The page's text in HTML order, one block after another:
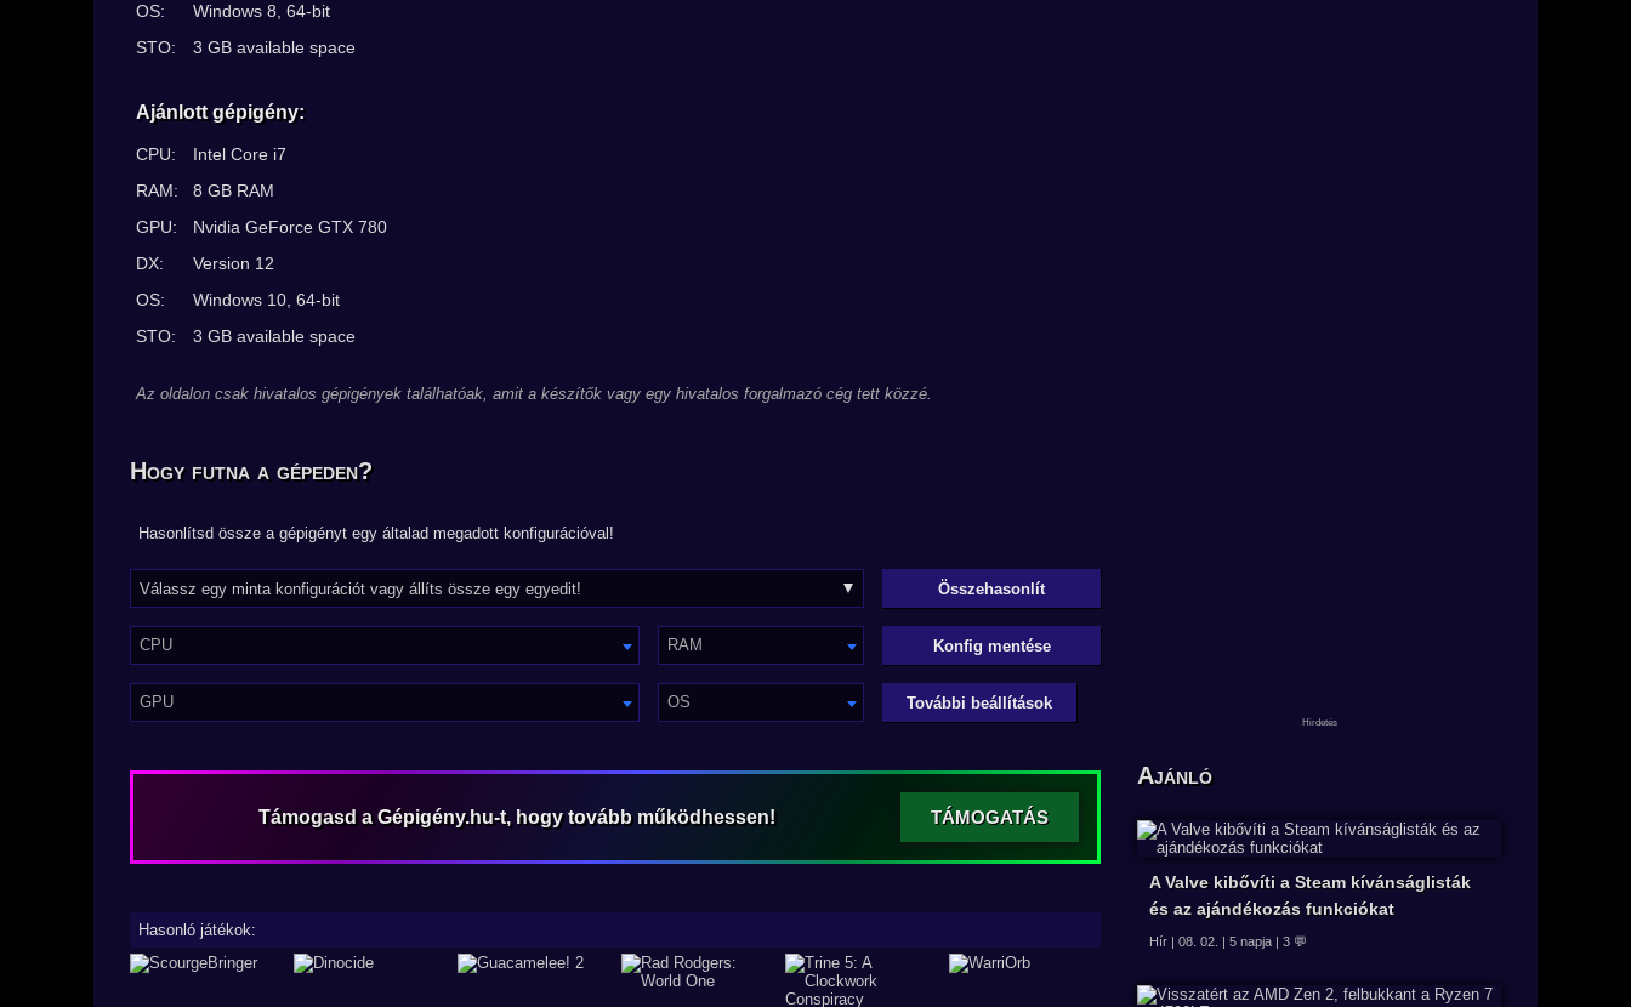
OS:
Windows 8, 64-bit
STO:
3 GB available space
Ajánlott gépigény:
CPU:
Intel Core i7
RAM:
8 GB RAM
GPU:
Nvidia GeForce GTX 780
DX:
Version 12
OS:
Windows 10, 64-bit
STO:
3 GB available space
Az oldalon csak hivatalos gépigények találhatóak, amit a készítők vagy egy hivatalos forgalmazó cég tett közzé.
Hogy futna a gépeden?
Hasonlítsd össze a gépigényt egy általad megadott konfigurációval!
CPU RAM
GPU OS
Konfig mentése
További beállítások
Támogasd a Gépigény.hu-t, hogy tovább működhessen! TÁMOGATÁS
Hasonló játékok:
Ajánló
A Valve kibővíti a Steam kívánságlisták
és az ajándékozás funkciókat
Hír | 08. 02. | 5 napja | 3 💬